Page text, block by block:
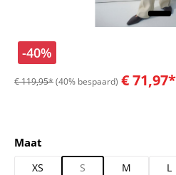
-40%
€ 119,95*(40% bespaard) € 71,97*
Selecteer
Maat
XS S M L